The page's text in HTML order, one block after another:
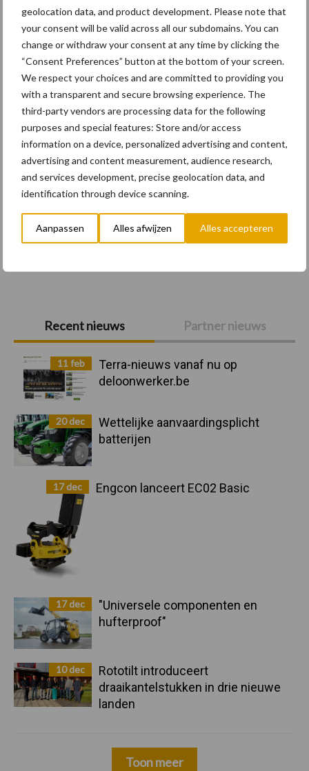
geolocation data, and product development. Please note that
your consent will be valid across all our subdomains. You can
change or withdraw your consent at any time by clicking the
“Consent Preferences” button at the bottom of your screen.
We respect your choices and are committed to providing you
with a transparent and secure browsing experience. The
third-party vendors are processing data for the following
purposes and special features: Store and/or access
information on a device, personalized advertising and content,
advertising and content measurement, audience research,
and services development, precise geolocation data, and
identification through device scanning.
Aanpassen Alles afwijzen Alles accepteren
Primaire
Sidebar
Recent nieuws Partner nieuws
11 feb
Terra-nieuws vanaf nu op
deloonwerker.be
20 dec
Wettelijke aanvaardingsplicht
batterijen
17 dec Engcon lanceert EC02 Basic
17 dec
"Universele componenten en
hufterproof"
10 dec
Rototilt introduceert
draaikantelstukken in drie nieuwe
landen
Toon meer
hypermoderne
graafmachines bij Liebherr
Meer lezen?
Kies uit onderstaande thema's:
Activiteiten Bouwmachines